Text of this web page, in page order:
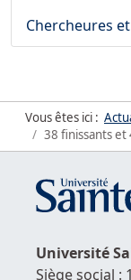
Chercheures
Vous êtes ici :
38 finissants et
Université
Siège social :